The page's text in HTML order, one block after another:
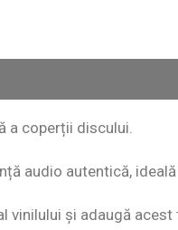
a coperții discului.
audio autentică,
vinilului și adaugă